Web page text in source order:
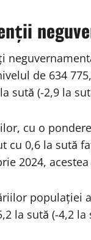
de 634
sută (-2,9 la
cu o
cu 0,6 la sută
2024,
populației
la sută (-4,2